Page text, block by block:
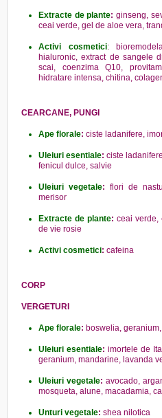
Extracte de plante:ginseng,
ceai verde, gel de aloe vera,
Activi cosmetici:
hialuronic, extract de sangele
scai, coenzima Q10,
hidratare intensa, chitina,
CEARCANE, PUNGI
Ape florale: ciste ladanifere,
Uleiuri esentiale: ciste
fenicul dulce, salvie
Uleiuri vegetale: flori de
merisor
Extracte de plante: ceai verde,
de vie rosie
Activi cosmetici: cafeina
CORP
VERGETURI
Ape florale: boswelia,
Uleiuri esentiale: imortele de
geranium, mandarine, lavanda
Uleiuri vegetale: avocado,
mosqueta, alune, macadamia,
Unturi vegetale: shea nilotica